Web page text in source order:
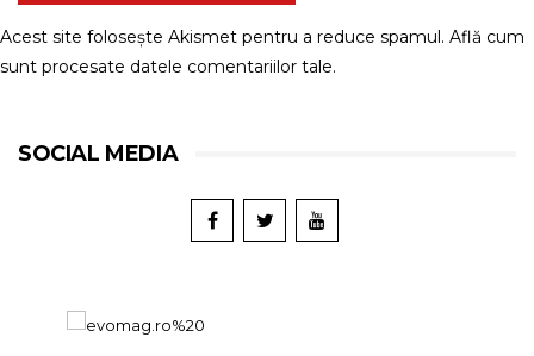
Acest site folosește Akismet pentru a reduce spamul. Află cum
sunt procesate datele comentariilor tale.
SOCIAL MEDIA